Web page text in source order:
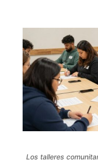
Los talleres